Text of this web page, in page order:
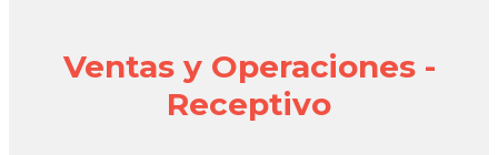
Ventas y Operaciones -
Receptivo